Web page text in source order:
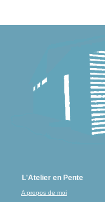
L'Atelier en Pente
A propos de moi